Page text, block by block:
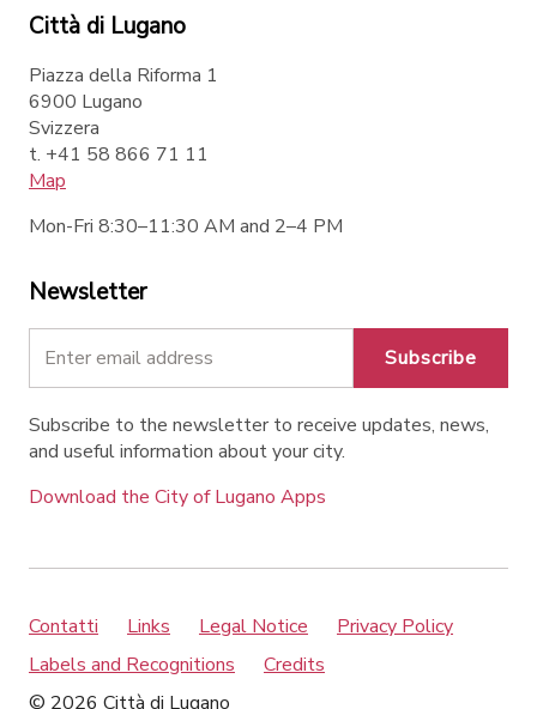
Città di Lugano
Piazza della Riforma 1
6900 Lugano
Svizzera
t. +41 58 866 71 11
Map
Mon-Fri 8:30–11:30 AM and 2–4 PM
Newsletter
Subscribe
Subscribe to the newsletter to receive updates, news,
and useful information about your city.
Download the City of Lugano Apps
Contatti Links Legal Notice
Privacy Policy
Labels and Recognitions
Credits
© 2026 Città di Lugano